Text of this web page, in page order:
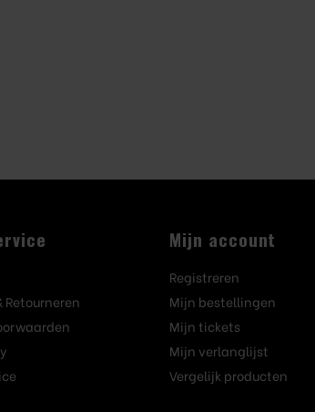
Retourneren
Mijn account
Registreren
Mijn bestellingen
Mijn tickets
Mijn verlanglijst
Vergelijk producten